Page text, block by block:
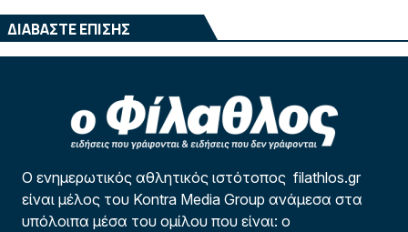
ΔΙΑΒΑΣΤΕ ΕΠΙΣΗΣ
Ο ενημερωτικός αθλητικός ιστότοπος filathlos.gr
είναι μέλος του Kontra Media Group ανάμεσα στα
υπόλοιπα μέσα του ομίλου που είναι: ο